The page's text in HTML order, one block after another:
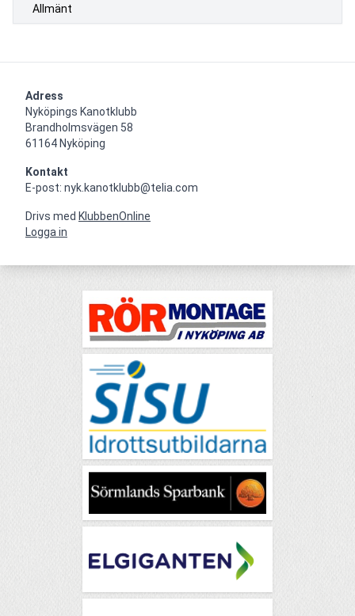
Allmänt
Adress
Nyköpings Kanotklubb
Brandholmsvägen 58
61164 Nyköping
Kontakt
E-post: nyk.kanotklubb@telia.com
Drivs med KlubbenOnline
Logga in